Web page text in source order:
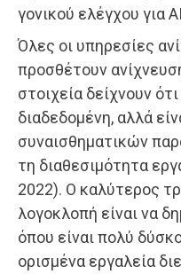
γονικού ελέγχου για
Όλες οι υπηρεσίες
προσθέτουν
στοιχεία δείχνουν
διαδεδομένη, αλλά
συναισθηματικών
τη διαθεσιμότητα
2022). Ο καλύτερος
λογοκλοπή είναι να
όπου είναι πολύ
ορισμένα εργαλεία